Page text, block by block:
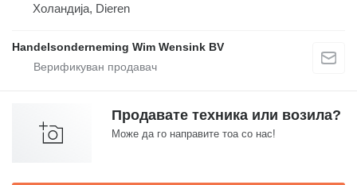
Холандија, Dieren
Handelsonderneming Wim Wensink BV
Продавате техника или возила?
Може да го направите тоа со нас!